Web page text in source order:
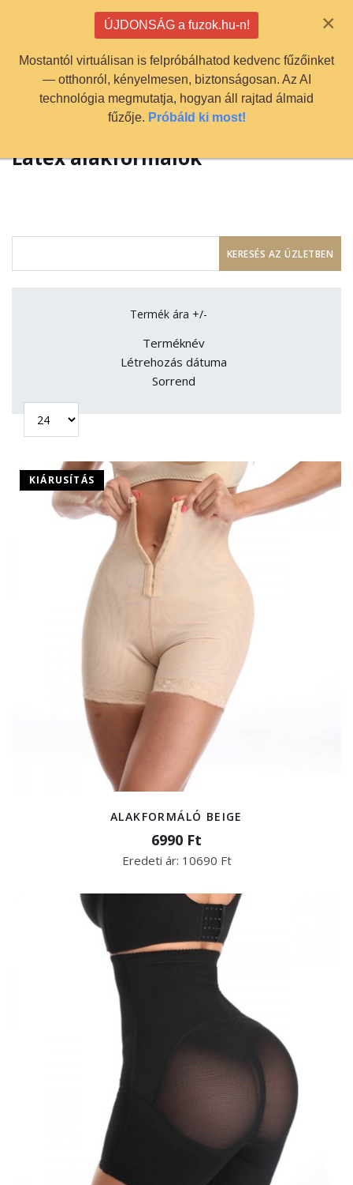
info@fuzok.hu
Latex alakformálók
Termék ára +/-
Terméknév
Létrehozás dátuma
Sorrend
KIÁRUSÍTÁS
ALAKFORMÁLÓ BEIGE
6990 Ft
Eredeti ár: 10690 Ft
×
ÚJDONSÁG a fuzok.hu-n!
Mostantól virtuálisan is felpróbálhatod kedvenc fűzőinket
— otthonról, kényelmesen, biztonságosan. Az AI
technológia megmutatja, hogyan áll rajtad álmaid
fűzője. Próbáld ki most!